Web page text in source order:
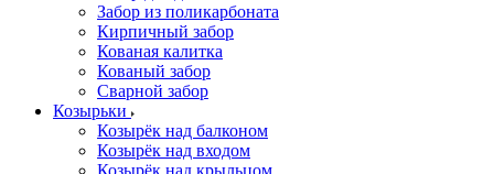
Забор из поликарбоната
Кирпичный забор
Кованая калитка
Кованый забор
Сварной забор
Козырьки
Козырёк над балконом
Козырёк над входом
Козырёк над крыльцом